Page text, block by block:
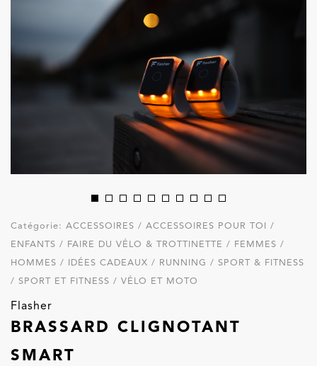
Catégorie: ACCESSOIRES / ACCESSOIRES POUR TOI /
ENFANTS / FAIRE DU VÉLO & TROTTINETTE / FEMMES /
HOMMES / IDÉES CADEAUX / RUNNING / SPORT & FITNESS
/ SPORT ET FITNESS / VÉLO ET MOTO
Flasher
BRASSARD CLIGNOTANT
SMART